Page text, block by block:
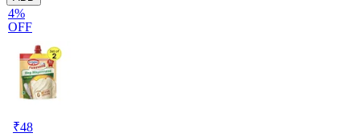
4%
OFF
₹48